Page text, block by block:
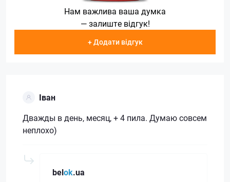
Нам важлива ваша думка
— залиште відгук!
+ Додати відгук
Іван
Дважды в день, месяц, + 4 пила. Думаю совсем
неплохо)
belok.ua